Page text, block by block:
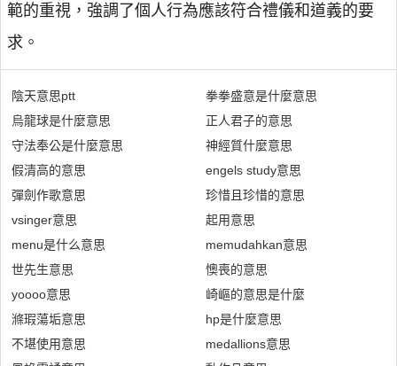
範的重視，強調了個人行為應該符合禮儀和道義的要
求。
陰天意思ptt
烏龍球是什麼意思
守法奉公是什麼意思
假清高的意思
彈劍作歌意思
vsinger意思
menu是什么意思
世先生意思
yoooo意思
滌瑕蕩垢意思
不堪使用意思
拳拳盛意是什麼意思
正人君子的意思
神經質什麼意思
engels study意思
珍惜且珍惜的意思
起用意思
memudahkan意思
懊喪的意思
崎嶇的意思是什麼
hp是什麼意思
medallions意思